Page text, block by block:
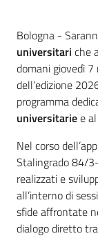
Contenuto
Bologna -
universitari che
domani giovedì
dell’edizione
programma
universitariee
Nel corso
Stalingrado 84/
realizzati e
all’interno di
sfide affrontate
dialogo diretto